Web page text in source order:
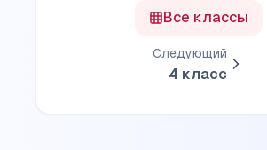
Все классы
Следующий
4 класс